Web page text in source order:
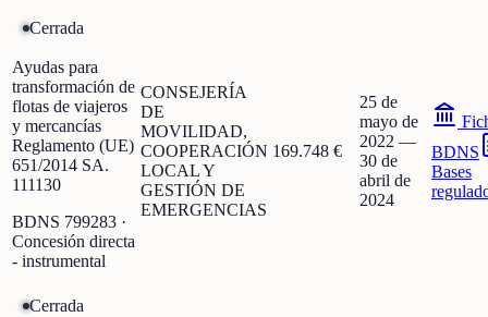
Cerrada
Ayudas para
transformación de
flotas de viajeros
y mercancías
Reglamento (UE)
651/2014 SA.
111130
BDNS 799283 ·
Concesión directa
- instrumental
CONSEJERÍA
DE
MOVILIDAD,
COOPERACIÓN
LOCAL Y
GESTIÓN DE
EMERGENCIAS
169.748 €
25 de
mayo de
2022 —
30 de
abril de
2024
BDNS
Bases
Cerrada